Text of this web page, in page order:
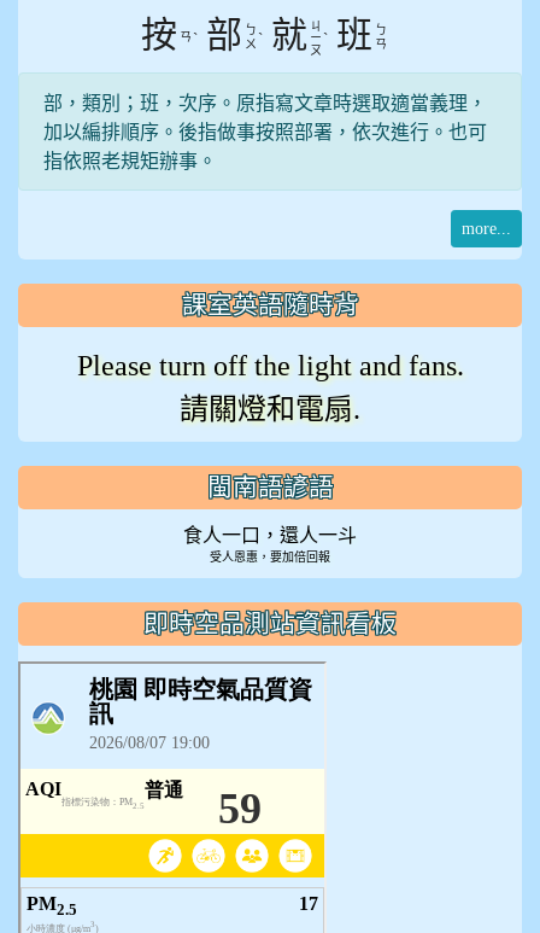
按 ㄢ ˋ 部 ㄅ
ㄨ ˋ 就 ㄐ
ㄧ
ㄡ
ˋ 班 ㄅ
ㄢ
部，類別；班，次序。原指寫文章時選取適當義理，
加以編排順序。後指做事按照部署，依次進行。也可
指依照老規矩辦事。
more...
課室英語隨時背
Please turn off the light and fans.
請關燈和電扇.
閩南語諺語
食人一口，還人一斗
受人恩惠，要加倍回報
即時空品測站資訊看板